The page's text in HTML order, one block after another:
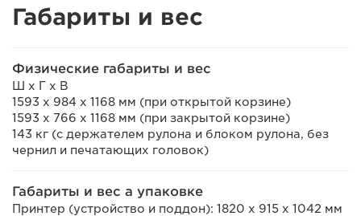
Габариты и вес
Физические габариты и вес
Ш x Г x В
1593 x 984 x 1168 мм (при открытой корзине)
1593 x 766 x 1168 мм (при закрытой корзине)
143 кг (с держателем рулона и блоком рулона, без
чернил и печатающих головок)
Габариты и вес а упаковке
Принтер (устройство и поддон): 1820 x 915 x 1042 мм